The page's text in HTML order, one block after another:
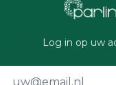
Log in op uw